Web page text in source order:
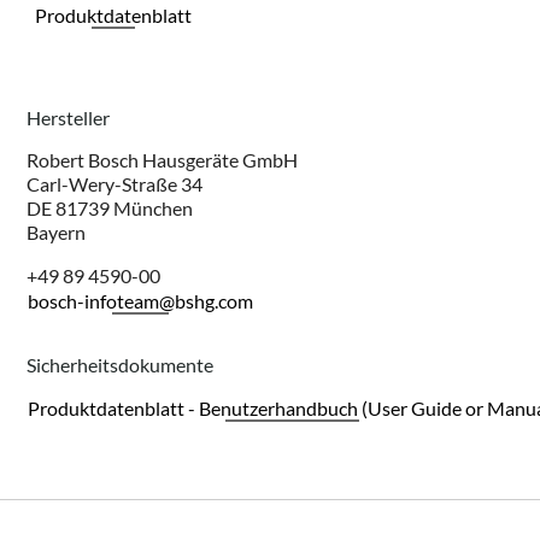
Produktdatenblatt
Hersteller
Robert Bosch Hausgeräte GmbH
Carl-Wery-Straße 34
DE 81739 München
Bayern
+49 89 4590-00
bosch-infoteam@bshg.com
Sicherheitsdokumente
Produktdatenblatt - Benutzerhandbuch (User Guide or